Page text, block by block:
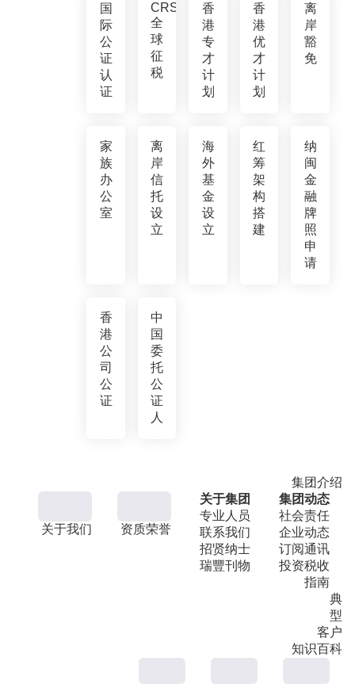
国
际
公
证
认
证
CRS
全
球
征
税
香
港
专
才
计
划
香
港
优
才
计
划
离
岸
豁
免
家
族
办
公
室
离
岸
信
托
设
立
海
外
基
金
设
立
红
筹
架
构
搭
建
纳
闽
金
融
牌
照
申
请
香
港
公
司
公
证
中
国
委
托
公
证
人
集团介绍
关于我们 资质荣誉
关于集团
专业人员
联系我们
招贤纳士
瑞豐刊物
集团动态
社会责任
企业动态
订阅通讯
投资税收
指南
典
型
客户
知识百科